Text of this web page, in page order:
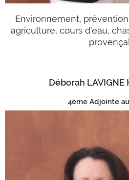
Environnement,
agriculture, cours d’eau,
Déborah LAVIGNE
4ème Adjointe